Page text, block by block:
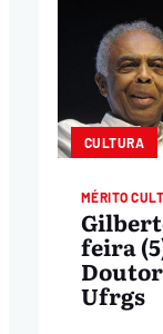
CULTURA
MÉRITO
feira
Ufrgs